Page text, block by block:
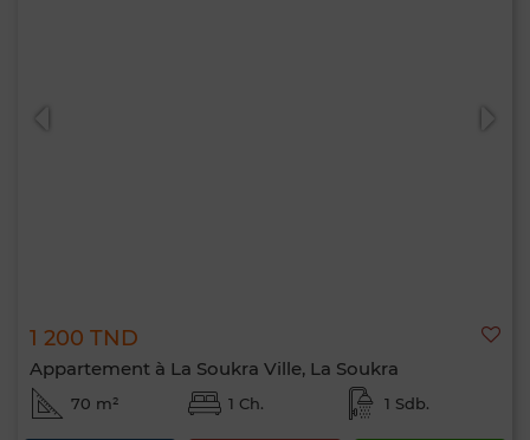
1 200 TND
Appartement à La Soukra Ville, La Soukra
70 m² 1 Ch. 1 Sdb.
0 / 500